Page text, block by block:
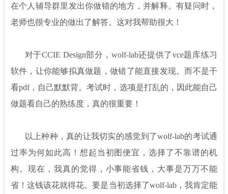
在个人辅导群里发出你做错的地方，并解释。有疑问时，
老师也很专业的做出了解答。这对我帮助很大！
对于CCIE Design部分，wolf-lab还提供了vce题库练习
软件，让你能够拟真做题，做错了能直接发现。而不是干
看pdf，自己默默背。考试时，选项是打乱的，因此能自己
做题看自己的熟练度，真的很重要！
以上种种，真的让我切实的感觉到了wolf-lab的考试通
过率为何如此高！想起当初图便宜，选择了不靠谱的机
构。现在，我真的觉得，小事能省钱，大事是万万不能
省！这钱该花就得花。要是当初选择了wolf-lab，我肯定能